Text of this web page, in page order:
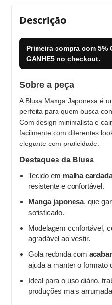
Descrição
Primeira compra com 5%
GANHE5 no checkout.
Sobre a peça
A Blusa Manga Japonesa é
perfeita para quem busca
Com design minimalista e
facilmente com diferentes
elegante com praticidade.
Destaques da Blusa
Tecido em malha
resistente e confortável.
Manga japonesa, que
sofisticado.
Modelagem confortável,
agradável ao vestir.
Gola redonda com
ajuda a manter o formato
Ideal para o uso diário,
produções mais